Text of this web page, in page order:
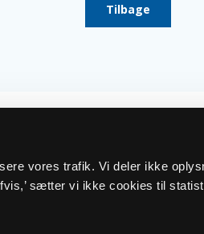
vores trafik. Vi deler ikke
sætter vi ikke cookies til
Tilbage